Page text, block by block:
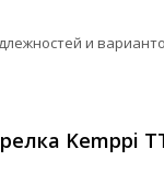
и
Kemppi